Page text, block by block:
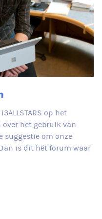
op het
over het gebruik van
suggestie om onze
is dit hét forum waar